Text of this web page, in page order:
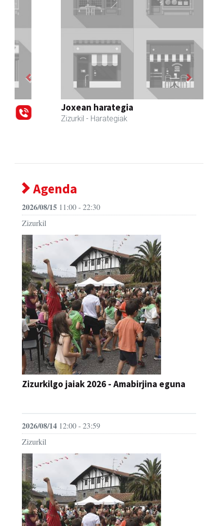
Joxean harategia
Zizurkil - Harategiak
Previous Next
Agenda
2026/08/15 11:00 - 22:30
Zizurkil
Zizurkilgo jaiak 2026 - Amabirjina eguna
2026/08/14 12:00 - 23:59
Zizurkil